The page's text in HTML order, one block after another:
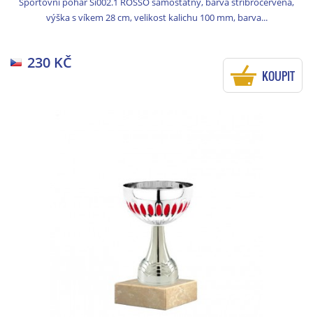
výška s víkem 28 cm, velikost kalichu 100 mm, barva...
230 KČ
KOUPIT